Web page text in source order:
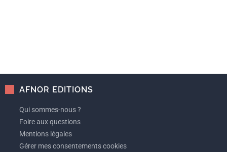
AFNOR EDITIONS
Qui sommes-nous ?
Foire aux questions
Mentions légales
Gérer mes consentements cookies